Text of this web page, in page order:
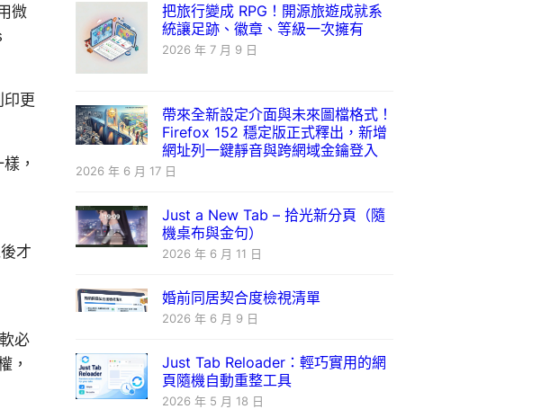
微
印更
，
才
必
，
把旅行變成 RPG！開源旅遊成就系
統讓足跡、徽章、等級一次擁有
2026 年 7 月 9 日
帶來全新設定介面與未來圖檔格式！
Firefox 152 穩定版正式釋出，新增
網址列一鍵靜音與跨網域金鑰登入
2026 年 6 月 17 日
Just a New Tab – 拾光新分頁（隨
機桌布與金句）
2026 年 6 月 11 日
婚前同居契合度檢視清單
2026 年 6 月 9 日
Just Tab Reloader：輕巧實用的網
頁隨機自動重整工具
2026 年 5 月 18 日